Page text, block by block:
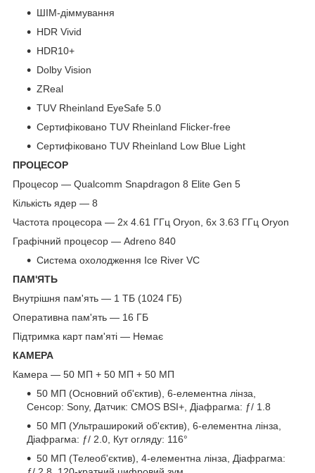
ШІМ-діммування
HDR Vivid
HDR10+
Dolby Vision
ZReal
TUV Rheinland EyeSafe 5.0
Сертифіковано TUV Rheinland Flicker-free
Сертифіковано TUV Rheinland Low Blue Light
ПРОЦЕСОР
Процесор — Qualcomm Snapdragon 8 Elite Gen 5
Кількість ядер — 8
Частота процесора — 2x 4.61 ГГц Oryon, 6x 3.63 ГГц Oryon
Графічний процесор — Adreno 840
Система охолодження Ice River VC
ПАМ'ЯТЬ
Внутрішня пам'ять — 1 TБ (1024 ГБ)
Оперативна пам'ять — 16 ГБ
Підтримка карт пам'яті — Немає
КАМЕРА
Камера — 50 МП + 50 МП + 50 МП
50 МП (Основний об'єктив), 6-елементна лінза,
Сенсор: Sony, Датчик: CMOS BSI+, Діафрагма: ƒ/ 1.8
50 МП (Ультраширокий об'єктив), 6-елементна лінза,
Діафрагма: ƒ/ 2.0, Кут огляду: 116°
50 МП (Телеоб'єктив), 4-елементна лінза, Діафрагма: